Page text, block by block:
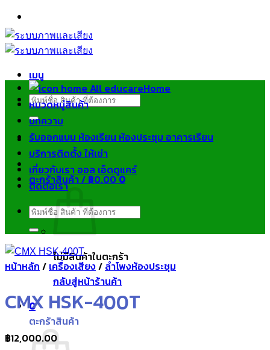
ข้าม
ไป
ยัง
เมนู
ค้นหา:
ตะกร้าสินค้า /฿0.000
ไม่มีสินค้าในตะกร้า
กลับสู่หน้าร้านค้า
0
ตะกร้าสินค้า
Home
หมวดหมู่สินค้า
บทความ
รับออกแบบ ห้องเรียน ห้องประชุม อาคารเรียน
บริการติดตั้ง ให้เช่า
เกี่ยวกับเรา ออล เอ็ดดูแคร์
ติดต่อเรา
ค้นหา:
หน้าหลัก / เครื่องเสียง/ ลำโพงห้องประชุม
CMX HSK-400T
฿12,000.00